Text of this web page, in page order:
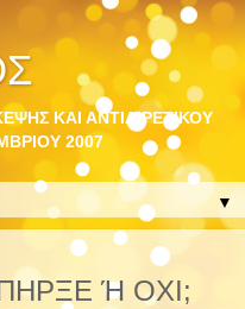
ΚΑΙ ΑΝΤΙΑΙΡΕΤΙΚΟΥ
2007
▼
Ή ΟΧΙ;